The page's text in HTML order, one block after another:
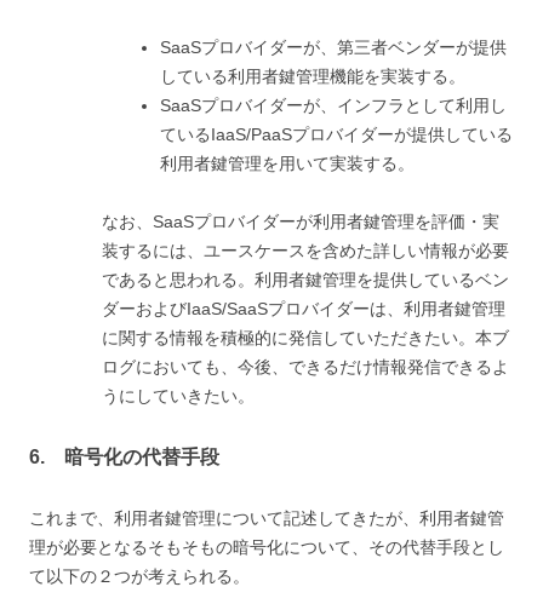
SaaSプロバイダーが、第三者ベンダーが提供
している利用者鍵管理機能を実装する。
SaaSプロバイダーが、インフラとして利用し
ているIaaS/PaaSプロバイダーが提供している
利用者鍵管理を用いて実装する。
なお、SaaSプロバイダーが利用者鍵管理を評価・実
装するには、ユースケースを含めた詳しい情報が必要
であると思われる。利用者鍵管理を提供しているベン
ダーおよびIaaS/SaaSプロバイダーは、利用者鍵管理
に関する情報を積極的に発信していただきたい。本ブ
ログにおいても、今後、できるだけ情報発信できるよ
うにしていきたい。
6. 暗号化の代替手段
これまで、利用者鍵管理について記述してきたが、利用者鍵管
理が必要となるそもそもの暗号化について、その代替手段とし
て以下の２つが考えられる。